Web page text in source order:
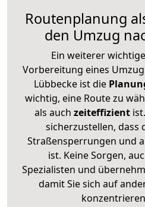
Routenplanung
den Umzug
Ein weiterer
Vorbereitung eines
Lübbecke ist die
wichtig, eine Route zu
als auch zeiteffizient
sicherzustellen, dass
Straßensperrungen und
ist. Keine Sorgen,
Spezialisten und
damit Sie sich auf